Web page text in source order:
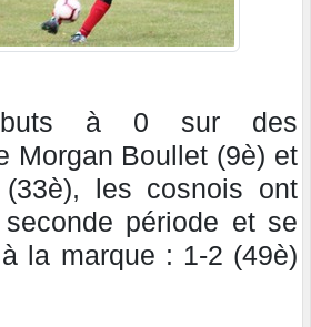
à 0 sur des
Morgan Boullet (9è) et
les cosnois ont
période et se
la marque : 1-2 (49è)